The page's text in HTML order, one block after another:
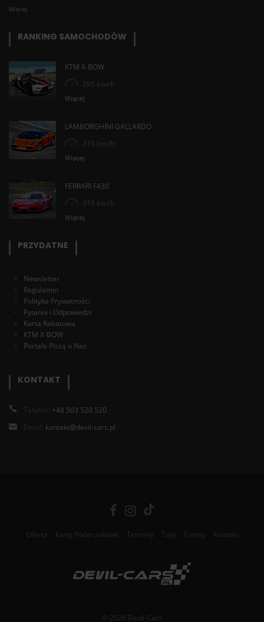
Więcej
RANKING SAMOCHODÓW
KTM X-BOW
295 km/h
Więcej
LAMBORGHINI GALLARDO
315 km/h
Więcej
FERRARI F430
315 km/h
Więcej
PRZYDATNE
Newsletter
Regulamin
Polityka Prywatności
Pytania i Odpowiedzi
Karta Rabatowa
KTM X-BOW
Portale Piszą o Nas
KONTAKT
Telefon: +48 503 520 520
Email: kontakt@devil-cars.pl
Oferta Karty Podarunkowe Terminy Tory Eventy Kontakt
© 2026 Devil-Cars